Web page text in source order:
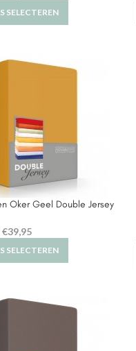
SELECTEREN
Oker Geel Double Jersey
€39,95
SELECTEREN